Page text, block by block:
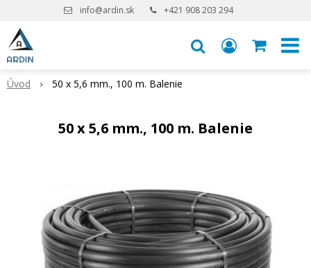
info@ardin.sk +421 908 203 294
Úvod 50 x 5,6 mm., 100 m. Balenie
50 x 5,6 mm., 100 m. Balenie